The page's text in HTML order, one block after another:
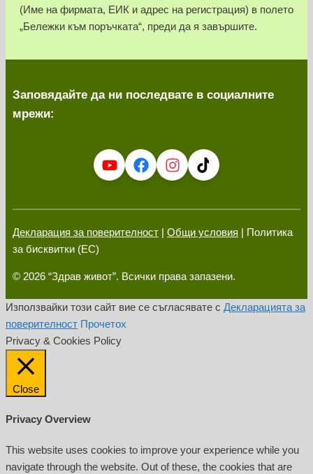
(Име на фирмата, ЕИК и адрес на регистрация) в полето
„Бележки към поръчката“, преди да я завършите.
Заповядайте да ни последвате в социалните
мрежи:
Декларация за поверителност | Общи условия | Политика
за бисквитки (ЕС)
© 2026 “Здрав живот”. Всички права запазени.
Използвайки този сайт вие се съгласявате с Декларацията за
поверителност Прочетох
Privacy & Cookies Policy
Close
Privacy Overview
This website uses cookies to improve your experience while you
navigate through the website. Out of these, the cookies that are